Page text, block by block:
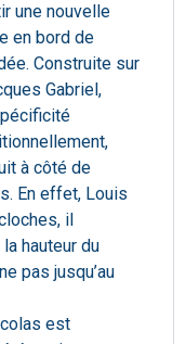
une nouvelle
en bord de
Construite sur
Gabriel,
à côté de
En effet, Louis
il
hauteur du
pas jusqu’au
est